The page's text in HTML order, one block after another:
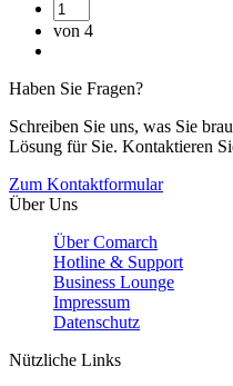
von 4
Haben Sie Fragen?
Schreiben Sie uns, was Sie
Lösung für Sie. Kontaktieren
Zum Kontaktformular
Über Uns
Über Comarch
Hotline & Support
Business Lounge
Impressum
Datenschutz
Nützliche Links